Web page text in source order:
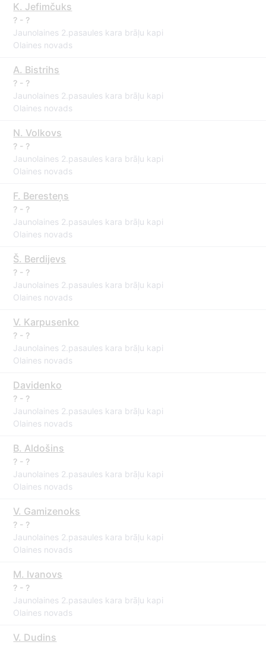
K. Jefimčuks
? - ?
Jaunolaines 2.pasaules kara brāļu kapi
Olaines novads
A. Bistrihs
? - ?
Jaunolaines 2.pasaules kara brāļu kapi
Olaines novads
N. Volkovs
? - ?
Jaunolaines 2.pasaules kara brāļu kapi
Olaines novads
F. Beresteņs
? - ?
Jaunolaines 2.pasaules kara brāļu kapi
Olaines novads
Š. Berdijevs
? - ?
Jaunolaines 2.pasaules kara brāļu kapi
Olaines novads
V. Karpusenko
? - ?
Jaunolaines 2.pasaules kara brāļu kapi
Olaines novads
Davidenko
? - ?
Jaunolaines 2.pasaules kara brāļu kapi
Olaines novads
B. Aldošins
? - ?
Jaunolaines 2.pasaules kara brāļu kapi
Olaines novads
V. Gamizenoks
? - ?
Jaunolaines 2.pasaules kara brāļu kapi
Olaines novads
M. Ivanovs
? - ?
Jaunolaines 2.pasaules kara brāļu kapi
Olaines novads
V. Dudins